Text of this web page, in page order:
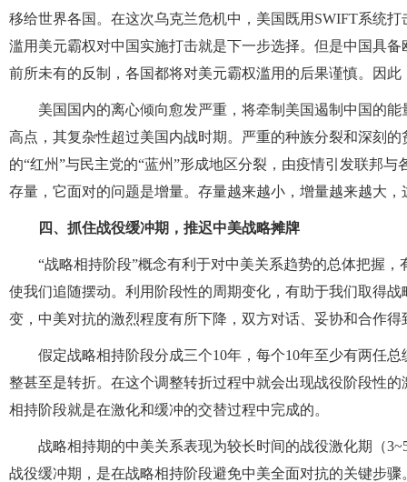
移给世界各国。在这次乌克兰危机中，美国既用SWIFT系统
滥用美元霸权对中国实施打击就是下一步选择。但是中国具
前所未有的反制，各国都将对美元霸权滥用的后果谨慎。因
美国国内的离心倾向愈发严重，将牵制美国遏制中国的
高点，其复杂性超过美国内战时期。严重的种族分裂和深刻
的“红州”与民主党的“蓝州”形成地区分裂，由疫情引发联邦
存量，它面对的问题是增量。存量越来越小，增量越来越大
四、抓住战役缓冲期，推迟中美战略摊牌
“战略相持阶段”概念有利于对中美关系趋势的总体把握
使我们追随摆动。利用阶段性的周期变化，有助于我们取得
变，中美对抗的激烈程度有所下降，双方对话、妥协和合作得
假定战略相持阶段分成三个10年，每个10年至少有两任
整甚至是转折。在这个调整转折过程中就会出现战役阶段性
相持阶段就是在激化和缓冲的交替过程中完成的。
战略相持期的中美关系表现为较长时间的战役激化期（
战役缓冲期，是在战略相持阶段避免中美全面对抗的关键步